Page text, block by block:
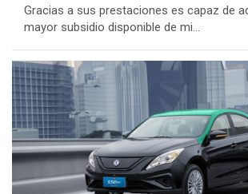
Gracias a sus prestaciones es capaz de
mayor subsidio disponible de mi…